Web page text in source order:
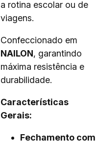
a rotina escolar ou de
viagens.
Confeccionado em
NAILON, garantindo
máxima resistência e
durabilidade.
Características
Gerais:
Fechamento com